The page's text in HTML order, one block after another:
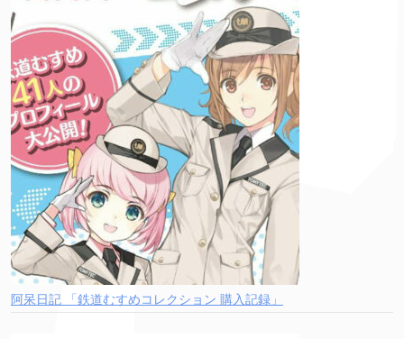
阿呆日記 「鉄道むすめコレクション 購入記録」